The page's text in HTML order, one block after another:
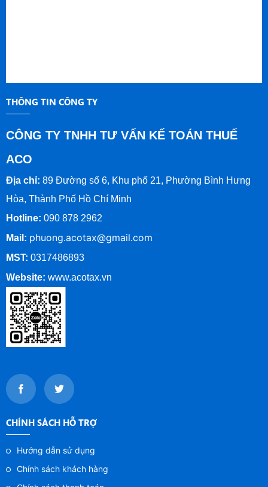
THÔNG TIN CÔNG TY
CÔNG TY TNHH TƯ VẤN KẾ TOÁN THUẾ
ACO
Địa chỉ: 89 Đường số 6, Khu phố 21, Phường Bình Hưng
Hòa, Thành Phố Hồ Chí Minh
Hotline: 090 878 2962
Mail: phuong.acotax@gmail.com
MST: 0317486893
Website: www.acotax.vn
CHÍNH SÁCH HỖ TRỢ
Hướng dẫn sử dụng
Chính sách khách hàng